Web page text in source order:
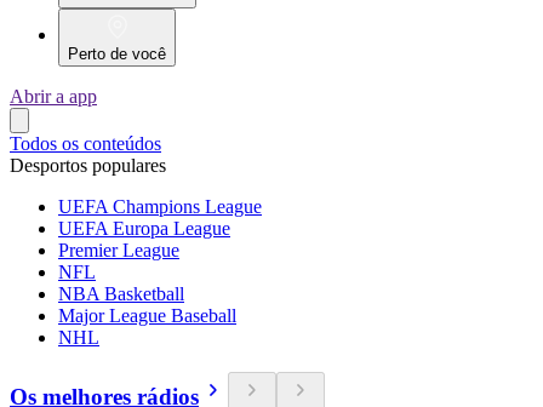
Perto de você
Abrir a app
Todos os conteúdos
Desportos populares
UEFA Champions League
UEFA Europa League
Premier League
NFL
NBA Basketball
Major League Baseball
NHL
Os melhores rádios